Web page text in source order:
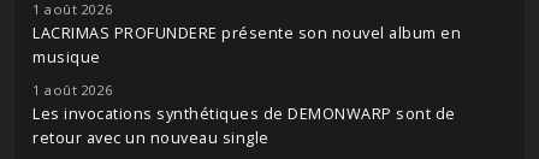
1 août 2026
LACRIMAS PROFUNDERE présente son nouvel album en
musique
1 août 2026
Les invocations synthétiques de DEMONWARP sont de
retour avec un nouveau single